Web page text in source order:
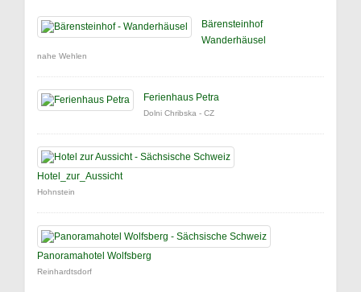
Bärensteinhof
Wanderhäusel
nahe Wehlen
Ferienhaus Petra
Dolni Chribska - CZ
Hotel_zur_Aussicht
Hohnstein
Panoramahotel Wolfsberg
Reinhardtsdorf